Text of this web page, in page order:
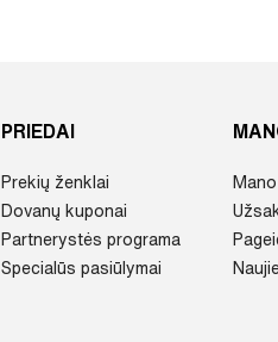
PRIEDAI
Prekių ženklai
Dovanų kuponai
Partnerystės programa
Specialūs pasiūlymai